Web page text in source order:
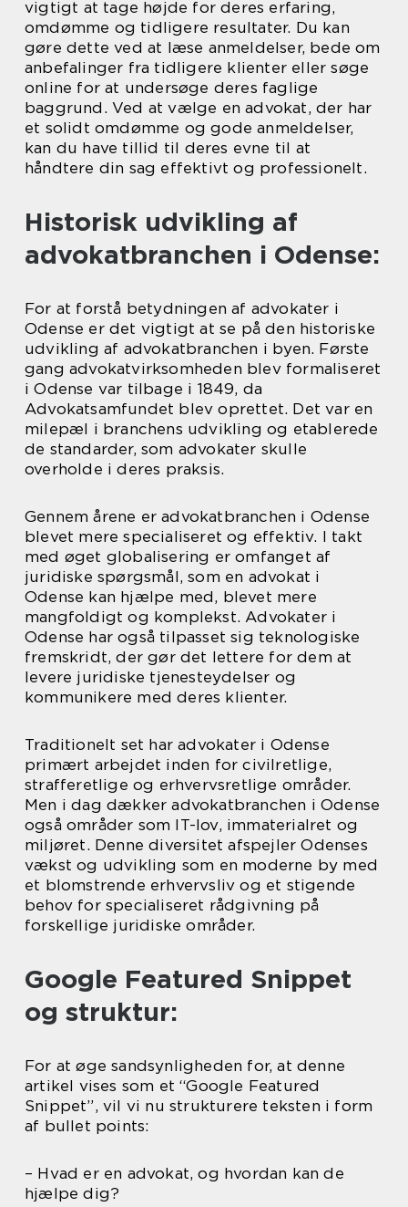
vigtigt at tage højde for deres erfaring,
omdømme og tidligere resultater. Du kan
gøre dette ved at læse anmeldelser, bede om
anbefalinger fra tidligere klienter eller søge
online for at undersøge deres faglige
baggrund. Ved at vælge en advokat, der har
et solidt omdømme og gode anmeldelser,
kan du have tillid til deres evne til at
håndtere din sag effektivt og professionelt.
Historisk udvikling af
advokatbranchen i Odense:
For at forstå betydningen af advokater i
Odense er det vigtigt at se på den historiske
udvikling af advokatbranchen i byen. Første
gang advokatvirksomheden blev formaliseret
i Odense var tilbage i 1849, da
Advokatsamfundet blev oprettet. Det var en
milepæl i branchens udvikling og etablerede
de standarder, som advokater skulle
overholde i deres praksis.
Gennem årene er advokatbranchen i Odense
blevet mere specialiseret og effektiv. I takt
med øget globalisering er omfanget af
juridiske spørgsmål, som en advokat i
Odense kan hjælpe med, blevet mere
mangfoldigt og komplekst. Advokater i
Odense har også tilpasset sig teknologiske
fremskridt, der gør det lettere for dem at
levere juridiske tjenesteydelser og
kommunikere med deres klienter.
Traditionelt set har advokater i Odense
primært arbejdet inden for civilretlige,
strafferetlige og erhvervsretlige områder.
Men i dag dækker advokatbranchen i Odense
også områder som IT-lov, immaterialret og
miljøret. Denne diversitet afspejler Odenses
vækst og udvikling som en moderne by med
et blomstrende erhvervsliv og et stigende
behov for specialiseret rådgivning på
forskellige juridiske områder.
Google Featured Snippet
og struktur:
For at øge sandsynligheden for, at denne
artikel vises som et “Google Featured
Snippet”, vil vi nu strukturere teksten i form
af bullet points:
– Hvad er en advokat, og hvordan kan de
hjælpe dig?